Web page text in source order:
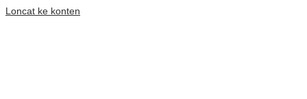
Loncat ke konten